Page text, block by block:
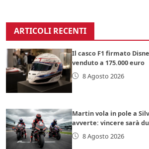
ARTICOLI RECENTI
Il casco F1 firmato
venduto a 175.000 euro
8 Agosto 2026
Martin vola in pole a
avverte: vincere sarà
8 Agosto 2026